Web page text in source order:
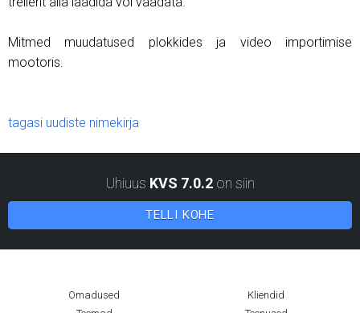
Mitmed muudatused plokkides ja video importimise
mootoris.
tagasi uudiste nimekirja
Uhiuus KVS 7.0.2on siin
TELLI KOHE
Omadused
Kliendid